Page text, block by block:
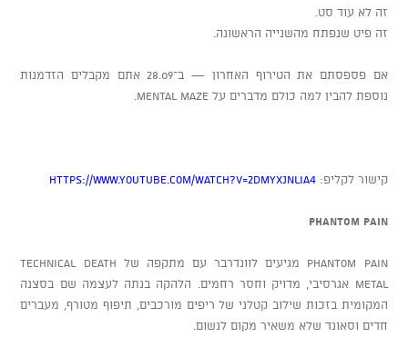
זה לא עוד סט.
זה פיט שנפתח מהשנייה הראשונה.
אם פספסתם את הטירוף האחרון — ב־28.09 אתם מקבלים הזדמנות
נוספת להבין למה כולם מדברים על Mental Maze.
קישור לקליפ:https://www.youtube.com/watch?v=2DmYXjNLIA4
PHANTOM PAIN
Phantom Pain מגיעים לוונדרבר עם מתקפה של Technical Death
Metal אגרסיבי, מדויק וחסר רחמים. הלהקה בנתה לעצמה שם בסצנה
המקומית בזכות שילוב קטלני של ריפים מורכבים, תיפוף מטורף, מעברים
חדים וסאונד שלא משאיר מקום לנשום.